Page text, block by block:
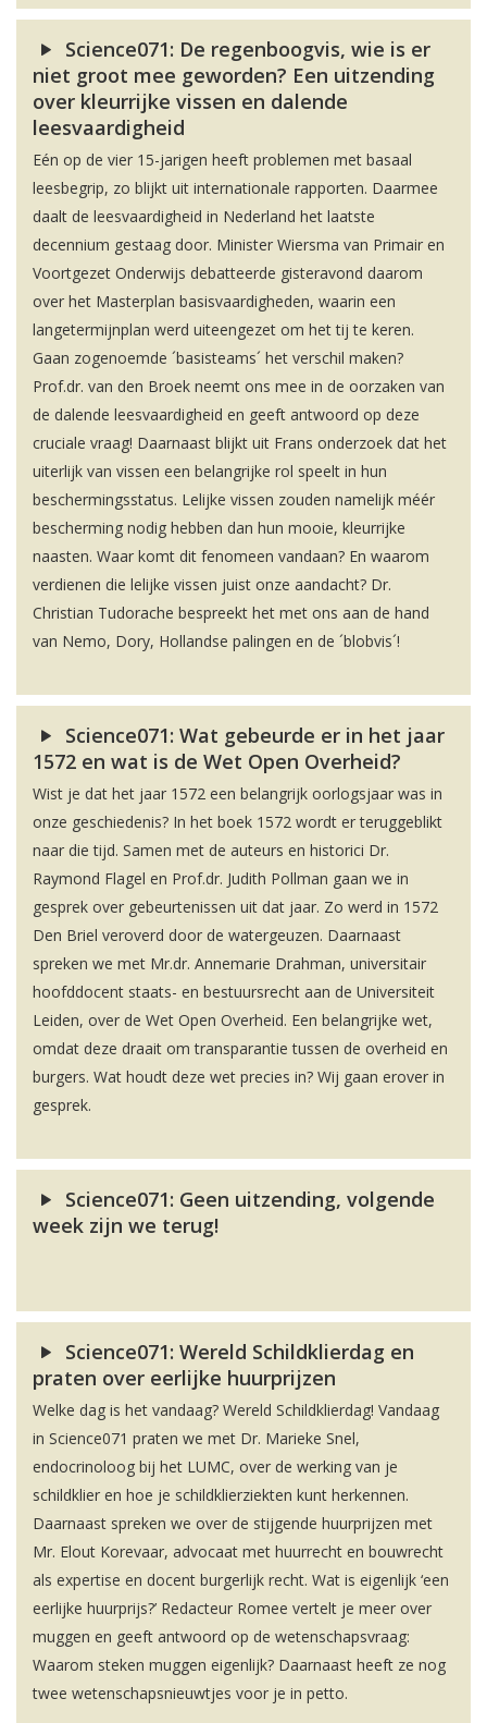
Science071: De regenboogvis, wie is er
niet groot mee geworden? Een uitzending
over kleurrijke vissen en dalende
leesvaardigheid
Eén op de vier 15-jarigen heeft problemen met basaal
leesbegrip, zo blijkt uit internationale rapporten. Daarmee
daalt de leesvaardigheid in Nederland het laatste
decennium gestaag door. Minister Wiersma van Primair en
Voortgezet Onderwijs debatteerde gisteravond daarom
over het Masterplan basisvaardigheden, waarin een
langetermijnplan werd uiteengezet om het tij te keren.
Gaan zogenoemde ´basisteams´ het verschil maken?
Prof.dr. van den Broek neemt ons mee in de oorzaken van
de dalende leesvaardigheid en geeft antwoord op deze
cruciale vraag! Daarnaast blijkt uit Frans onderzoek dat het
uiterlijk van vissen een belangrijke rol speelt in hun
beschermingsstatus. Lelijke vissen zouden namelijk méér
bescherming nodig hebben dan hun mooie, kleurrijke
naasten. Waar komt dit fenomeen vandaan? En waarom
verdienen die lelijke vissen juist onze aandacht? Dr.
Christian Tudorache bespreekt het met ons aan de hand
van Nemo, Dory, Hollandse palingen en de ´blobvis´!
Science071: Wat gebeurde er in het jaar
1572 en wat is de Wet Open Overheid?
Wist je dat het jaar 1572 een belangrijk oorlogsjaar was in
onze geschiedenis? In het boek 1572 wordt er teruggeblikt
naar die tijd. Samen met de auteurs en historici Dr.
Raymond Flagel en Prof.dr. Judith Pollman gaan we in
gesprek over gebeurtenissen uit dat jaar. Zo werd in 1572
Den Briel veroverd door de watergeuzen. Daarnaast
spreken we met Mr.dr. Annemarie Drahman, universitair
hoofddocent staats- en bestuursrecht aan de Universiteit
Leiden, over de Wet Open Overheid. Een belangrijke wet,
omdat deze draait om transparantie tussen de overheid en
burgers. Wat houdt deze wet precies in? Wij gaan erover in
gesprek.
Science071: Geen uitzending, volgende
week zijn we terug!
Science071: Wereld Schildklierdag en
praten over eerlijke huurprijzen
Welke dag is het vandaag? Wereld Schildklierdag! Vandaag
in Science071 praten we met Dr. Marieke Snel,
endocrinoloog bij het LUMC, over de werking van je
schildklier en hoe je schildklierziekten kunt herkennen.
Daarnaast spreken we over de stijgende huurprijzen met
Mr. Elout Korevaar, advocaat met huurrecht en bouwrecht
als expertise en docent burgerlijk recht. Wat is eigenlijk ‘een
eerlijke huurprijs?’ Redacteur Romee vertelt je meer over
muggen en geeft antwoord op de wetenschapsvraag:
Waarom steken muggen eigenlijk? Daarnaast heeft ze nog
twee wetenschapsnieuwtjes voor je in petto.